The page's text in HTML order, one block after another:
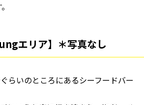
エリア】＊写真なし
らいのところにあるシーフードバー